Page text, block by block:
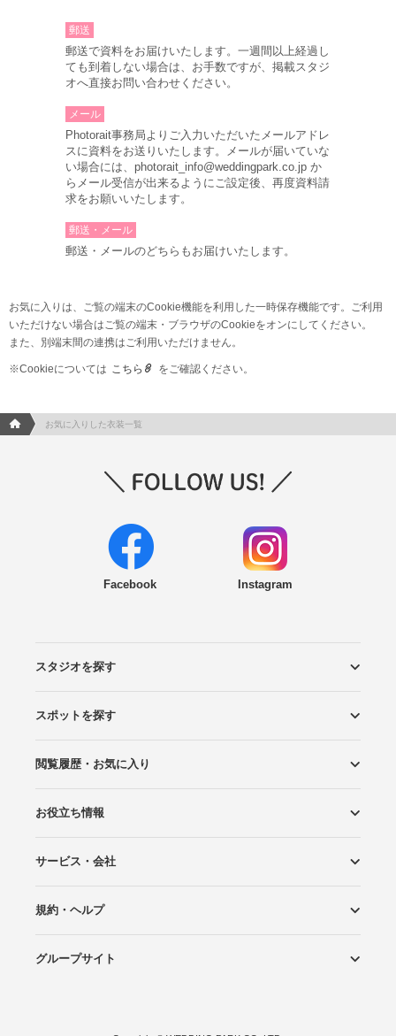
郵送
郵送で資料をお届けいたします。一週間以上経過し
ても到着しない場合は、お手数ですが、掲載スタジ
オへ直接お問い合わせください。
メール
Photorait事務局よりご入力いただいたメールアドレ
スに資料をお送りいたします。メールが届いていな
い場合には、photorait_info@weddingpark.co.jp か
らメール受信が出来るようにご設定後、再度資料請
求をお願いいたします。
郵送・メール
郵送・メールのどちらもお届けいたします。
お気に入りは、ご覧の端末のCookie機能を利用した一時保存機能です。ご利用
いただけない場合はご覧の端末・ブラウザのCookieをオンにしてください。
また、別端末間の連携はご利用いただけません。
※Cookieについては こちら をご確認ください。
フォトウエディング/結婚写真のPhotorait ホーム
お気に入りした衣装一覧
Facebook Instagram
スタジオを探す
エリアから探す
こだわりから探す
NEW PHOTO STYLE
プランから探す
フォトタイプ診断
フォトグラファーから探す
国内リゾートから探す
スポットを探す
ロケーションから探す
スタジオから探す
閲覧履歴・お気に入り
閲覧スタジオ
お気に入り
お役立ち情報
Wedding Photo マガジン
はじめてガイド
サービス・会社
Photoraitとは
スタジオの掲載について
お問い合わせ
運営会社
サイトマップ
規約・ヘルプ
プライバシーポリシー
利用規約
ヘルプ
グループサイト